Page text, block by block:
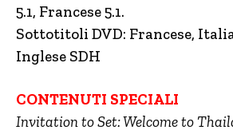
5.1, Francese 5.1.
Sottotitoli DVD: Francese,
Inglese SDH
CONTENUTI SPECIALI
Invitation to Set: Welcome to